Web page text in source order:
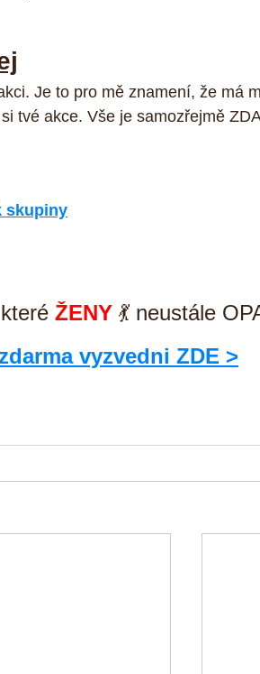
Je to pro mě znamení, že má
tvé akce. Vše je samozřejmě
skupiny
ŽENY 💃 neustále
vyzvedni ZDE >